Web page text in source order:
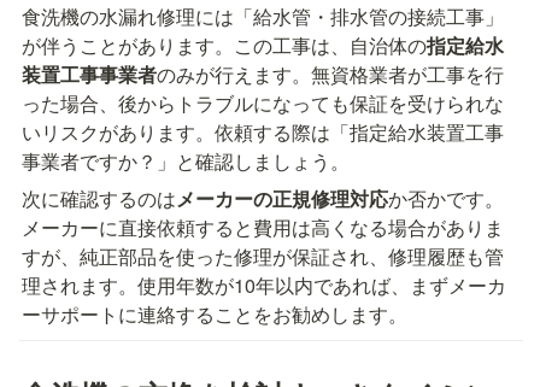
食洗機の水漏れ修理には「給水管・排水管の接続工事」
が伴うことがあります。この工事は、自治体の指定給水
装置工事事業者のみが行えます。無資格業者が工事を行
った場合、後からトラブルになっても保証を受けられな
いリスクがあります。依頼する際は「指定給水装置工事
事業者ですか？」と確認しましょう。
次に確認するのはメーカーの正規修理対応か否かです。
メーカーに直接依頼すると費用は高くなる場合がありま
すが、純正部品を使った修理が保証され、修理履歴も管
理されます。使用年数が10年以内であれば、まずメーカ
ーサポートに連絡することをお勧めします。